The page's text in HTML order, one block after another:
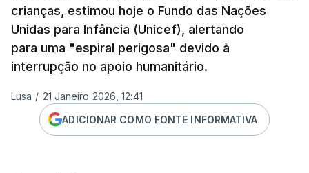
crianças, estimou hoje o Fundo das Nações
Unidas para Infância (Unicef), alertando
para uma "espiral perigosa" devido à
interrupção no apoio humanitário.
Lusa / 21 Janeiro 2026, 12:41
ADICIONAR COMO FONTE INFORMATIVA